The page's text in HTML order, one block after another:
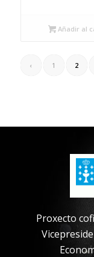
Añadir al
‹ 1 2
Proxecto